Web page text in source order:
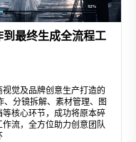
最终生成全流程工
觉及品牌创意生产打造的
分镜拆解、素材管理、图
核心环节，成功将原本碎
流，全方位助力创意团队